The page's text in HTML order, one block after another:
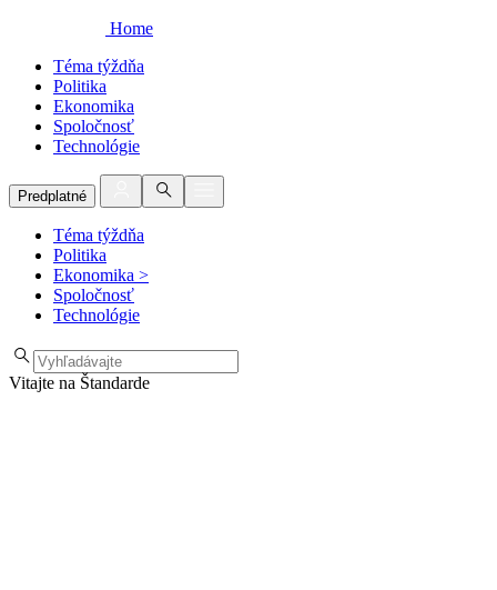
Home
Téma týždňa
Politika
Ekonomika
Spoločnosť
Technológie
Predplatné
Téma týždňa
Politika
Ekonomika >
Spoločnosť
Technológie
Vitajte na Štandarde